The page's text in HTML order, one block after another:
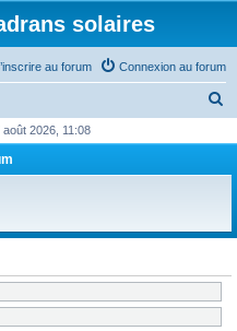
solaires
Connexion au forum
au forum
h
r
2026, 11:08